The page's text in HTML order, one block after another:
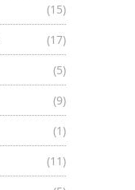
(15)
(17)
(5)
(9)
(1)
(11)